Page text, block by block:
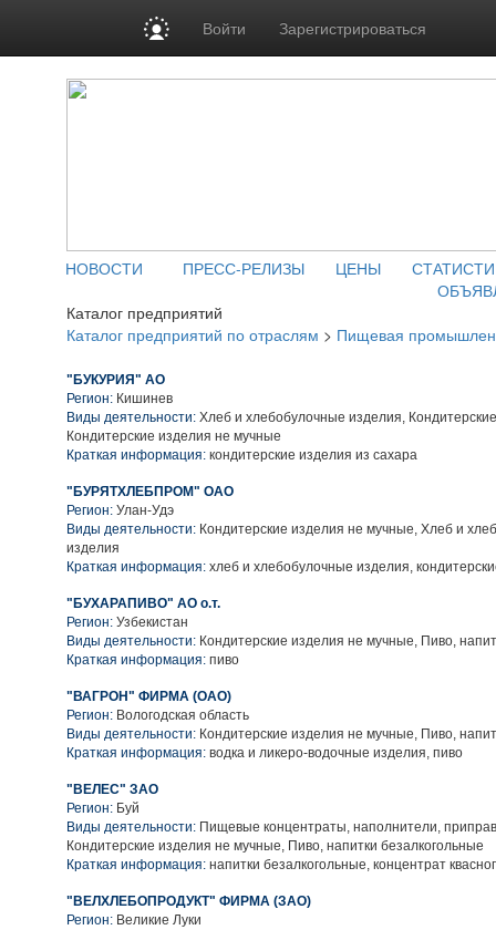
Войти Зарегистрироваться
НОВОСТИ ПРЕСС-РЕЛИЗЫ ЦЕНЫ
Каталог предприятий
Каталог предприятий по отраслям > Пищевая
"БУКУРИЯ" АО
Регион: Кишинев
Виды деятельности: Хлеб и хлебобулочные изделия,
Кондитерские изделия не мучные
Краткая информация: кондитерские изделия из сахара
"БУРЯТХЛЕБПРОМ" ОАО
Регион: Улан-Удэ
Виды деятельности: Кондитерские изделия не мучные, Хлеб и
изделия
Краткая информация: хлеб и хлебобулочные изделия,
"БУХАРАПИВО" АО о.т.
Регион: Узбекистан
Виды деятельности: Кондитерские изделия не мучные, Пиво,
Краткая информация: пиво
"ВАГРОН" ФИРМА (ОАО)
Регион: Вологодская область
Виды деятельности: Кондитерские изделия не мучные, Пиво,
Краткая информация: водка и ликеро-водочные изделия, пиво
"ВЕЛЕС" ЗАО
Регион: Буй
Виды деятельности: Пищевые концентраты, наполнители,
Кондитерские изделия не мучные, Пиво, напитки безалкогольные
Краткая информация: напитки безалкогольные, концентрат
"ВЕЛХЛЕБОПРОДУКТ" ФИРМА (ЗАО)
Регион: Великие Луки